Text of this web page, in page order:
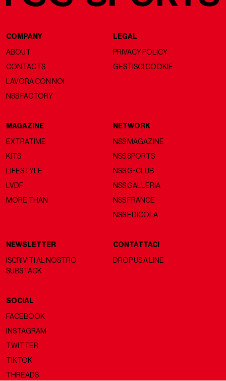
COMPANY
ABOUT
CONTACTS
LAVORA CON NOI
NSS FACTORY
LEGAL
PRIVACY POLICY
GESTISCI COOKIE
MAGAZINE
EXTRATIME
KITS
LIFESTYLE
LVDF
MORE THAN
NETWORK
NSS MAGAZINE
NSS SPORTS
NSS G-CLUB
NSS GALLERIA
NSS FRANCE
NSS EDICOLA
NEWSLETTER
ISCRIVITI AL NOSTRO
SUBSTACK
CONTATTACI
DROP US A LINE
SOCIAL
FACEBOOK
INSTAGRAM
TWITTER
TIKTOK
THREADS